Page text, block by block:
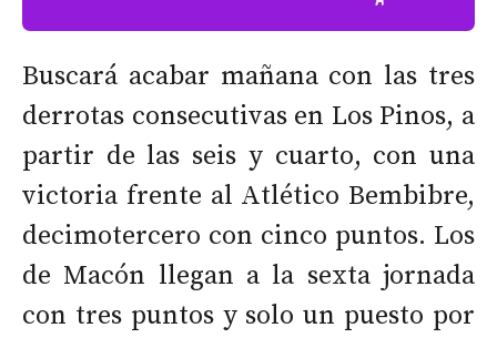
Buscará acabar mañana con las tres
derrotas consecutivas en Los Pinos, a
partir de las seis y cuarto, con una
victoria frente al Atlético Bembibre,
decimotercero con cinco puntos. Los
de Macón llegan a la sexta jornada
con tres puntos y solo un puesto por